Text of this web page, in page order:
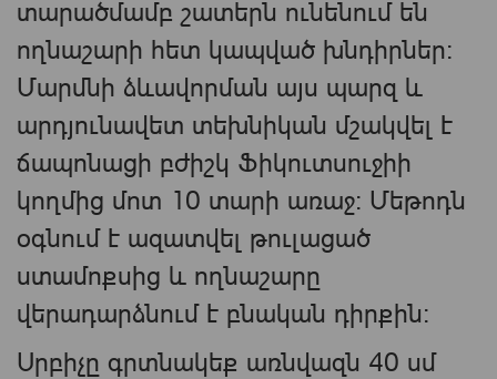
տարածմամբ շատերն ունենում են
ողնաշարի հետ կապված խնդիրներ։
Մարմնի ձևավորման այս պարզ և
արդյունավետ տեխնիկան մշակվել է
ճապոնացի բժիշկ Ֆիկուտսուջիի
կողմից մոտ 10 տարի առաջ: Մեթոդն
օգնում է ազատվել թուլացած
ստամոքսից և ողնաշարը
վերադարձնում է բնական դիրքին։
Սրբիչը գրտնակեք առնվազն 40 սմ